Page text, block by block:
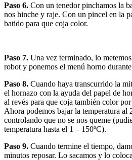
Paso 6. Con un tenedor pinchamos la
nos hinche y raje. Con un pincel en la
batido para que coja color.
Paso 7. Una vez terminado, lo
robot y ponemos el menú horno
Paso 8. Cuando haya transcurrido la
el hornazo con la ayuda del papel de
al revés para que coja también color
Ahora podemos bajar la temperatura al
controlando que no se nos queme
temperatura hasta el 1 – 150ºC).
Paso 9. Cuando termine el tiempo,
minutos reposar. Lo sacamos y lo